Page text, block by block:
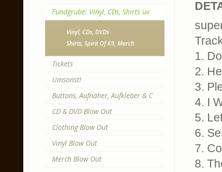
1.
2.
3.
4. I
5.
6.
7.
8.
Fundgrube: Vinyl, CDs, Shirts uv
Vinyl, CDs, DVDs
Shirts, Spirit Of 69, Merch
Tickets
Umsonst!
Buttons, Aufnäher, Aufkleber & C
CD & DVD Blow Out
Clothing Blow Out
Vinyl Blow Out
Merch Blow Out